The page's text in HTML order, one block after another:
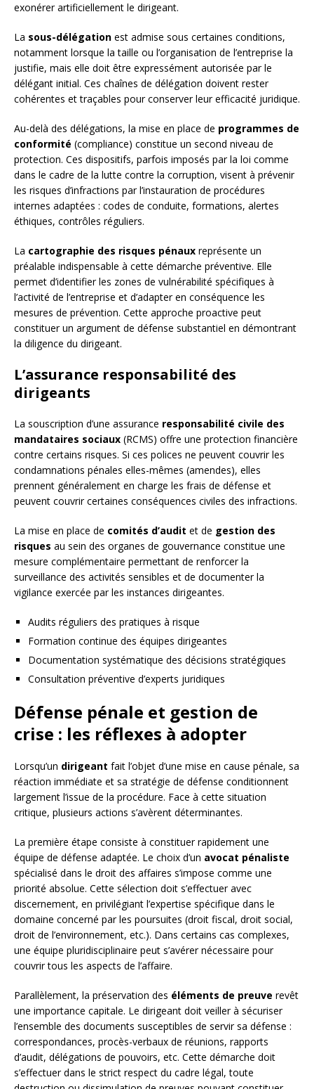
exonérer artificiellement le dirigeant.
La sous-délégation est admise sous certaines conditions,
notamment lorsque la taille ou l’organisation de l’entreprise la
justifie, mais elle doit être expressément autorisée par le
délégant initial. Ces chaînes de délégation doivent rester
cohérentes et traçables pour conserver leur efficacité juridique.
Au-delà des délégations, la mise en place de programmes de
conformité (compliance) constitue un second niveau de
protection. Ces dispositifs, parfois imposés par la loi comme
dans le cadre de la lutte contre la corruption, visent à prévenir
les risques d’infractions par l’instauration de procédures
internes adaptées : codes de conduite, formations, alertes
éthiques, contrôles réguliers.
La cartographie des risques pénaux représente un
préalable indispensable à cette démarche préventive. Elle
permet d’identifier les zones de vulnérabilité spécifiques à
l’activité de l’entreprise et d’adapter en conséquence les
mesures de prévention. Cette approche proactive peut
constituer un argument de défense substantiel en démontrant
la diligence du dirigeant.
L’assurance responsabilité des
dirigeants
La souscription d’une assurance responsabilité civile des
mandataires sociaux (RCMS) offre une protection financière
contre certains risques. Si ces polices ne peuvent couvrir les
condamnations pénales elles-mêmes (amendes), elles
prennent généralement en charge les frais de défense et
peuvent couvrir certaines conséquences civiles des infractions.
La mise en place de comités d’audit et de gestion des
risques au sein des organes de gouvernance constitue une
mesure complémentaire permettant de renforcer la
surveillance des activités sensibles et de documenter la
vigilance exercée par les instances dirigeantes.
Audits réguliers des pratiques à risque
Formation continue des équipes dirigeantes
Documentation systématique des décisions stratégiques
Consultation préventive d’experts juridiques
Défense pénale et gestion de
crise : les réflexes à adopter
Lorsqu’un dirigeant fait l’objet d’une mise en cause pénale, sa
réaction immédiate et sa stratégie de défense conditionnent
largement l’issue de la procédure. Face à cette situation
critique, plusieurs actions s’avèrent déterminantes.
La première étape consiste à constituer rapidement une
équipe de défense adaptée. Le choix d’un avocat pénaliste
spécialisé dans le droit des affaires s’impose comme une
priorité absolue. Cette sélection doit s’effectuer avec
discernement, en privilégiant l’expertise spécifique dans le
domaine concerné par les poursuites (droit fiscal, droit social,
droit de l’environnement, etc.). Dans certains cas complexes,
une équipe pluridisciplinaire peut s’avérer nécessaire pour
couvrir tous les aspects de l’affaire.
Parallèlement, la préservation des éléments de preuve revêt
une importance capitale. Le dirigeant doit veiller à sécuriser
l’ensemble des documents susceptibles de servir sa défense :
correspondances, procès-verbaux de réunions, rapports
d’audit, délégations de pouvoirs, etc. Cette démarche doit
s’effectuer dans le strict respect du cadre légal, toute